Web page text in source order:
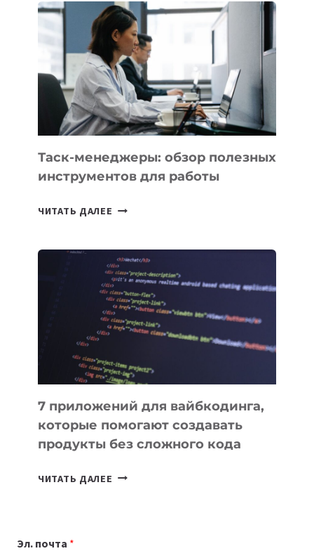
БИЗНЕСА:
КАКИЕ
3
ЗАДАЧИ
ЕМУ
МОЖНО
ПОРУЧИТЬ
УЖЕ
СЕГОДНЯ
Таск-менеджеры: обзор полезных
инструментов для работы
ЧИТАТЬ ДАЛЕЕ ТАСК-
ПОЛЕЗНЫХ
ИНСТРУМЕНТОВ
ДЛЯ
РАБОТЫ
7 приложений для вайбкодинга,
которые помогают создавать
продукты без сложного кода
ЧИТАТЬ ДАЛЕЕ 7
Эл. почта *